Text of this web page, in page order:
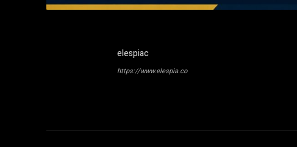
elespiac
https://www.elespia.co